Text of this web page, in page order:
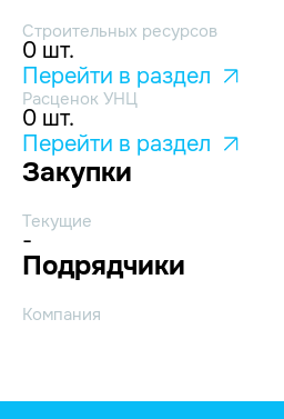
Строительных ресурсов
0 шт.
Перейти в раздел
Расценок УНЦ
0 шт.
Перейти в раздел
Закупки
Текущие
-
Подрядчики
Компания